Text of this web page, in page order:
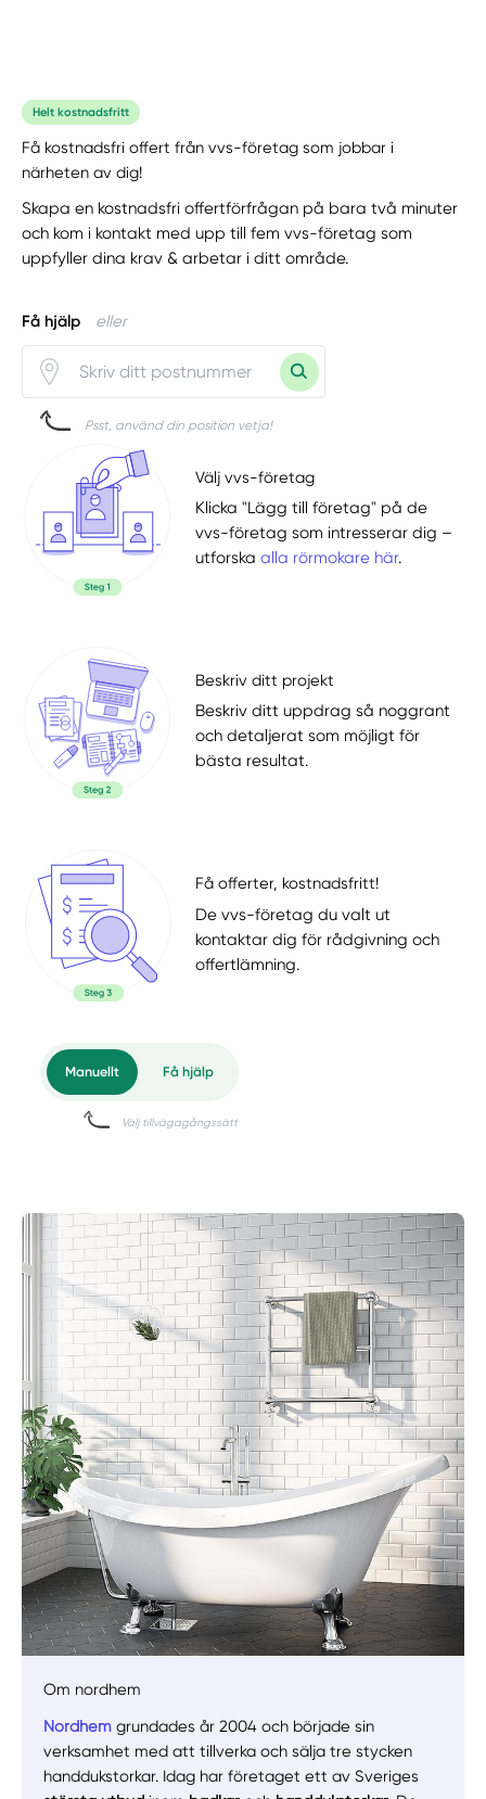
Helt kostnadsfritt
Få kostnadsfri offert från vvs-företag som jobbar i
närheten av dig!
Skapa en kostnadsfri offertförfrågan på bara två minuter
och kom i kontakt med upp till fem vvs-företag som
uppfyller dina krav & arbetar i ditt område.
Få hjälp eller
Psst, använd din position vetja!
Välj vvs-företag
Klicka "Lägg till företag" på de
vvs-företag som intresserar dig –
utforskaalla rörmokare här.
Beskriv ditt projekt
Beskriv ditt uppdrag så noggrant
och detaljerat som möjligt för
bästa resultat.
Få offerter, kostnadsfritt!
De vvs-företag du valt ut
kontaktar dig för rådgivning och
offertlämning.
Manuellt Få hjälp
Välj tillvägagångssätt
Om nordhem
Nordhemgrundades år 2004 och började sin
verksamhet med att tillverka och sälja tre stycken
handdukstorkar. Idag har företaget ett av Sveriges